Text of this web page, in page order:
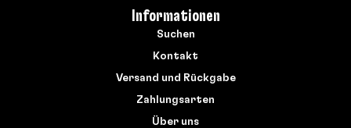
Informationen
Suchen
Kontakt
Versand und Rückgabe
Zahlungsarten
Über uns